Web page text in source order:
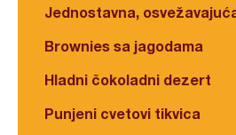
Jednostavna,
Brownies sa jagodama
Hladni čokoladni dezert
Punjeni cvetovi tikvica